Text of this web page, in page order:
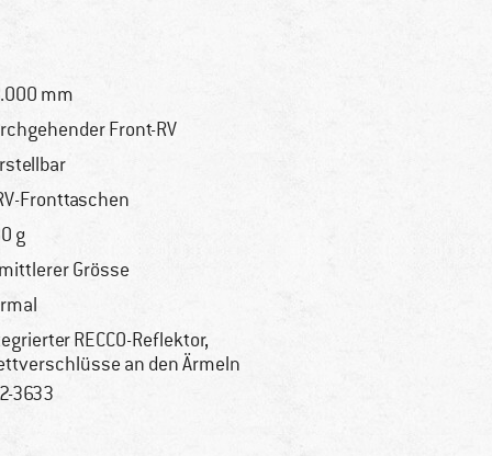
mm
Front-RV
Fronttaschen
g
Grösse
RECCO-Reflektor,
an den Ärmeln
3633